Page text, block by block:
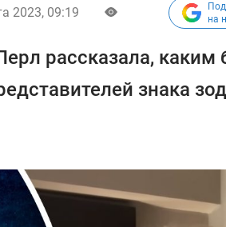
2023, 09:19
на
рассказала, каким
знака